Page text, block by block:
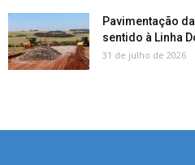
Pavimentação
sentido à Linha
31 de julho de 2026